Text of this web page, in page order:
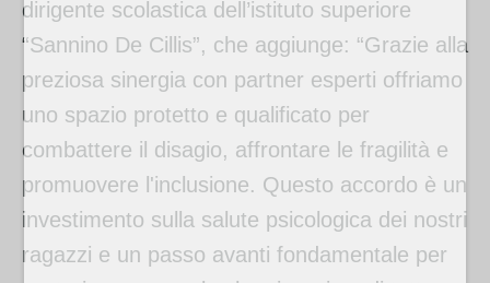
dirigente scolastica dell’istituto superiore
“Sannino De Cillis”, che aggiunge: “Grazie alla
preziosa sinergia con partner esperti offriamo
uno spazio protetto e qualificato per
combattere il disagio, affrontare le fragilità e
promuovere l'inclusione. Questo accordo è un
investimento sulla salute psicologica dei nostri
ragazzi e un passo avanti fondamentale per